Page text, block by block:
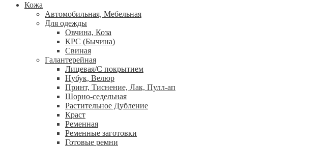
Кожа
Автомобильная, Мебельная
Для одежды
Овчина, Коза
КРС (Бычина)
Свиная
Галантерейная
Лицевая/С покрытием
Нубук, Велюр
Принт, Тиснение, Лак, Пулл-ап
Шорно-седельная
Растительное Дубление
Краст
Ременная
Ременные заготовки
Готовые ремни